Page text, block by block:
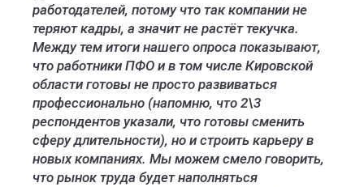
работодателей, потому что так компании не
теряют кадры, а значит не растёт текучка.
Между тем итоги нашего опроса показывают,
что работники ПФО и в том числе Кировской
области готовы не просто развиваться
профессионально (напомню, что 2\3
респондентов указали, что готовы сменить
сферу длительности), но и строить карьеру в
новых компаниях. Мы можем смело говорить,
что рынок труда будет наполняться